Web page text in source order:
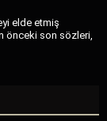
elde etmiş
önceki son sözleri,